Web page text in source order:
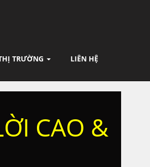
TRƯỜNG LIÊN HỆ
CAO &